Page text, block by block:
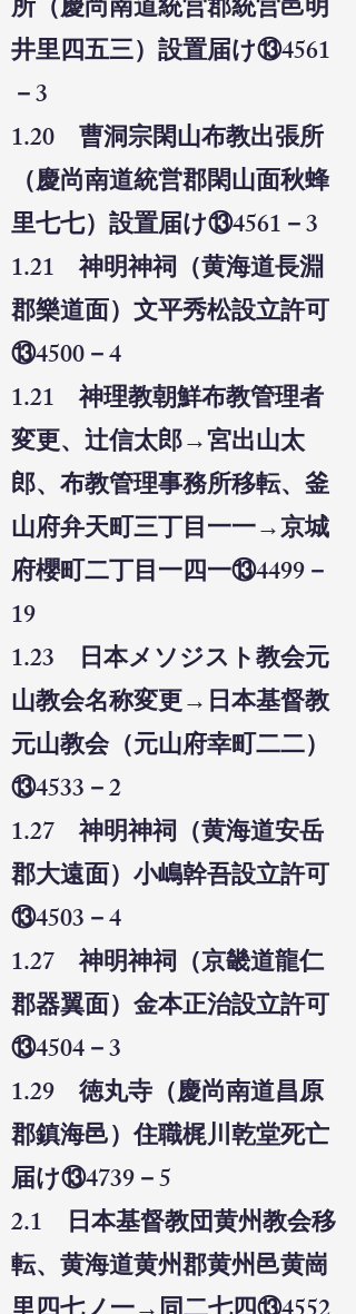
所（慶尚南道統営郡統営邑明
井里四五三）設置届け⑬4561
－3
1.20 曹洞宗閑山布教出張所
（慶尚南道統営郡閑山面秋蜂
里七七）設置届け⑬4561－3
1.21 神明神祠（黄海道長淵
郡樂道面）文平秀松設立許可
⑬4500－4
1.21 神理教朝鮮布教管理者
変更、辻信太郎→宮出山太
郎、布教管理事務所移転、釜
山府弁天町三丁目一一→京城
府櫻町二丁目一四一⑬4499－
19
1.23 日本メソジスト教会元
山教会名称変更→日本基督教
元山教会（元山府幸町二二）
⑬4533－2
1.27 神明神祠（黄海道安岳
郡大遠面）小嶋幹吾設立許可
⑬4503－4
1.27 神明神祠（京畿道龍仁
郡器翼面）金本正治設立許可
⑬4504－3
1.29 徳丸寺（慶尚南道昌原
郡鎮海邑）住職梶川乾堂死亡
届け⑬4739－5
2.1 日本基督教団黄州教会移
転、黄海道黄州郡黄州邑黄崗